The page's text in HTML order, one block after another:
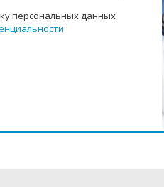
персональных данных